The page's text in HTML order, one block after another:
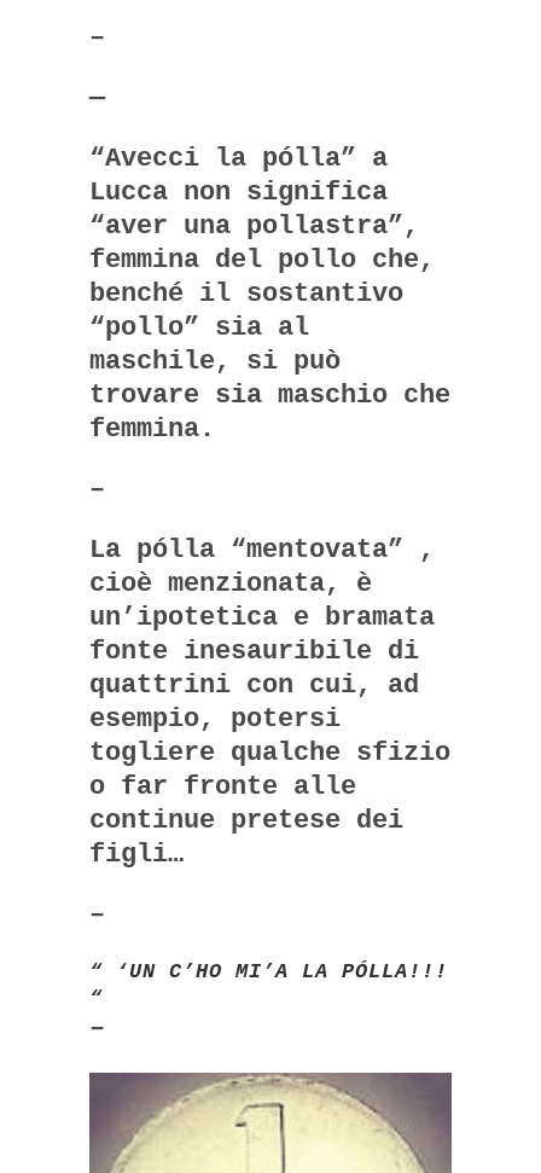
–
—
“Avecci la pólla” a
Lucca non significa
“aver una pollastra”,
femmina del pollo che,
benché il sostantivo
“pollo” sia al
maschile, si può
trovare sia maschio che
femmina.
–
La pólla “mentovata” ,
cioè menzionata, è
un’ipotetica e bramata
fonte inesauribile di
quattrini con cui, ad
esempio, potersi
togliere qualche sfizio
o far fronte alle
continue pretese dei
figli…
–
“ ‘UN C’HO MI’A LA PÓLLA!!!
“
–